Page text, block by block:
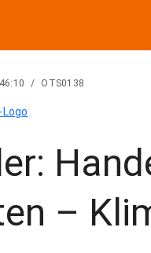
/ OTS0138
–